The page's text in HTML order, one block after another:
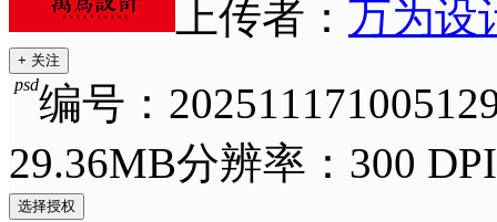
上传者： 万为设
+ 关注
编号：
psd
29.36MB分辨率：300 DPI
选择授权